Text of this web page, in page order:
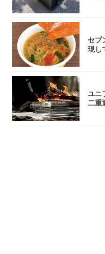
セブ
現し
ユニ
二重